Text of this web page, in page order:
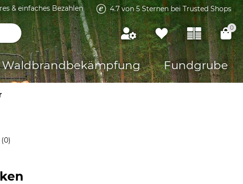
& einfaches Bezahlen 4.7 von 5 Sternen bei Trusted Shops
0
Waldbrandbekämpfung Fundgrube
0